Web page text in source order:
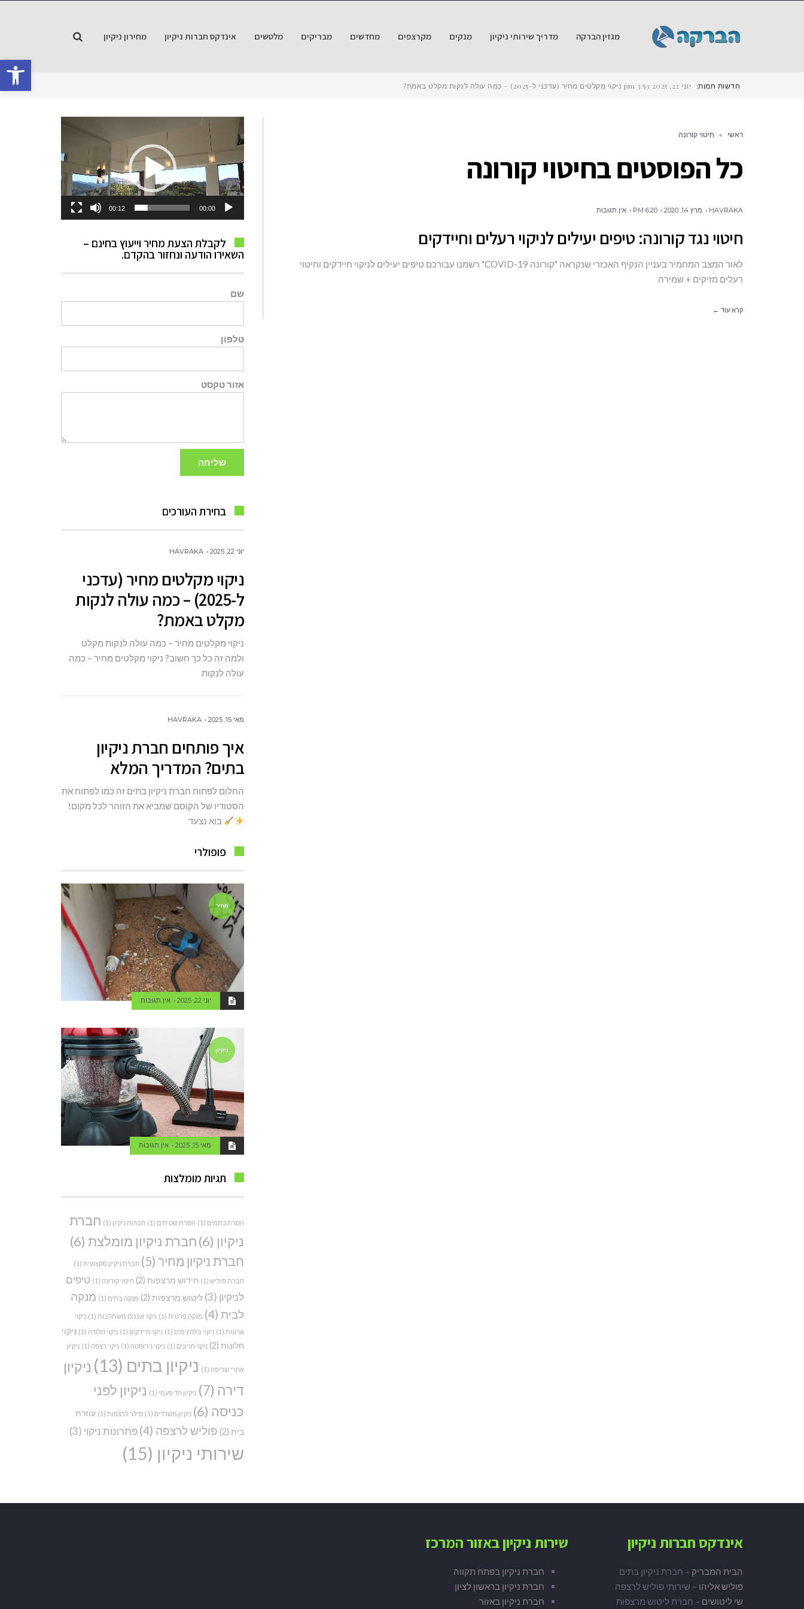
פתח
מגזין הברקה מדריך שירותי ניקיון מנקים מקרצפים מחדשים מבריקים מלטשים אינדקס חברות ניקיון מחירון ניקיון
חדשות חמות: יוני 22, 2025 3:53 pm ניקוי מקלטים מחיר (עדכני ל-2025) – כמה עולה לנקות מקלט באמת?
ראשי » חיטוי קורונה
כל הפוסטים בחיטוי קורונה
HAVRAKA מרץ 14, 2020 6:20 PM אין תגובות
חיטוי נגד קורונה: טיפים יעילים לניקוי רעלים וחיידקים
לאור המצב המחמיר בעניין הנקיף האכזרי שנקראה "קורונה COVID-19" רשמנו עבורכם טיפים יעילים לניקוי חיידקים וחיטוי
רעלים מזיקים + שמירה
קרא עוד ←
נגן
וידאו
00:00
00:12
לקבלת הצעת מחיר וייעוץ בחינם –
השאירו הודעה ונחזור בהקדם.
שם
טלפון
אזור טקסט
שליחה
בחירת העורכים
יוני 22, 2025 HAVRAKA
ניקוי מקלטים מחיר (עדכני
ל-2025) – כמה עולה לנקות
מקלט באמת?
ניקוי מקלטים מחיר – כמה עולה לנקות מקלט
ולמה זה כל כך חשוב? ניקוי מקלטים מחיר – כמה
עולה לנקות
מאי 15, 2025 HAVRAKA
איך פותחים חברת ניקיון
בתים? המדריך המלא
החלום לפתוח חברת ניקיון בתים זה כמו לפתוח את
הסטודיו של הקוסם שמביא את הזוהר לכל מקום!
בוא נצעד
פופולרי
מחיר
יוני 22, 2025 אין תגובות
ניקיון
מאי 15, 2025 אין תגובות
תגיות מומלצות
הסרת כתמים (1) הסרת שטיחים (1) חברות ניקיון (1)
חברת
ניקיון (6) חברת ניקיון מומלצת (6)
חברת ניקיון מחיר (5) חברת ניקיון מקצועית (1)
חברת פוליש (1) חידוש מרצפות (2) חיטוי קורונה (1)
טיפים
לניקיון (3) ליטוש מרצפות (2) מנקה בתים (1)
מנקה
לבית (4) מנקה פרטית (1) ניקוי אבנים משתלבות (1)
ניקוי
ארונות (1) ניקוי בלחץ מים (1) ניקוי חיידקים (1) ניקוי חלודה (1)
ניקוי
חלונות (2) ניקוי חניונים (1) ניקוי נירוסטה (1) ניקוי רצפה (1) ניקיון
אחרי שריפה (1) ניקיון בתים (13)
ניקיון
דירה (7) ניקיון חד פעמי (1)
ניקיון לפני
כניסה (6) ניקיון משרדים (1) סילר לרצפות (1)
עוזרת
בית (2) פוליש לרצפה (4) פתרונות ניקוי (3)
שירותי ניקיון (15)
אינדקס חברות ניקיון
הבית המבריק – חברת ניקיון בתים
פוליש אליהו – שירותי פוליש לרצפה
שי ליטושים – חברת ליטוש מרצפות
שירות ניקיון באזור המרכז
חברת ניקיון בפתח תקווה
חברת ניקיון בראשון לציון
חברת ניקיון באזור